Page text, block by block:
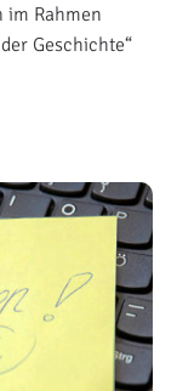
im Rahmen
Geschichte“